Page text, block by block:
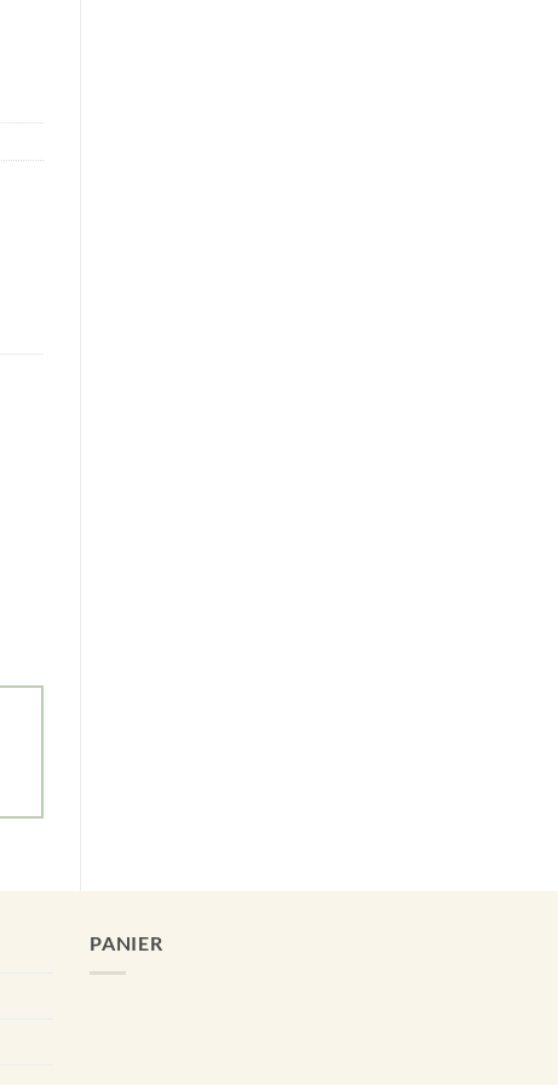
PANIER